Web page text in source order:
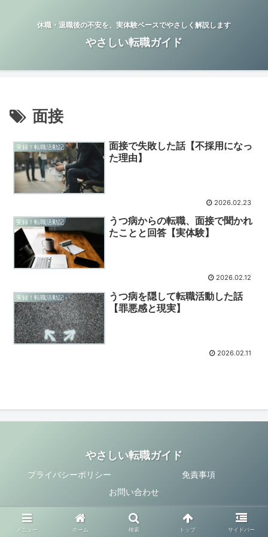
休職・退職後の不安を、実体験ベースでやさしく解説します
やさしい転職ガイド
面接
実録！転職活動記
面接で失敗した話【不採用になっ
た理由】
2026.02.23
実録！転職活動記
うつ病からの転職、面接で聞かれ
たことと回答【実体験】
2026.02.12
実録！転職活動記
うつ病を隠して転職活動した話
【罪悪感と現実】
2026.02.11
やさしい転職ガイド
プライバシーポリシー
免責事項
お問い合わせ
© 2026 やさしい転職ガイド.
メニュー ホーム 検索 トップ サイドバー